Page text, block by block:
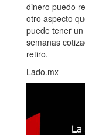
dinero puedo
otro aspecto
puede tener
semanas
retiro.
Lado.mx